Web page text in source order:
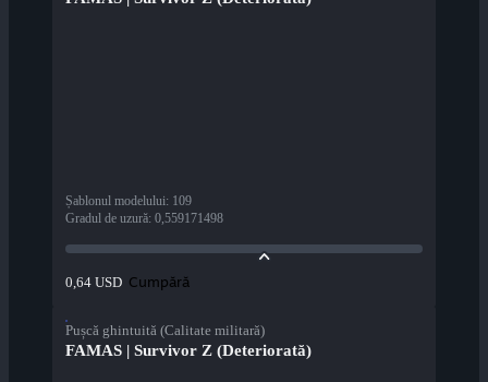
Șablonul modelului: 109
Gradul de uzură: 0,559171498
0,64 USD Cumpără
Pușcă ghintuită (Calitate militară)
FAMAS | Survivor Z (Deteriorată)